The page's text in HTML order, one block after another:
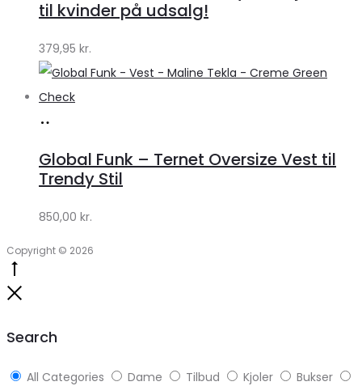
til kvinder på udsalg!
379,95 kr.
Lykke
Lykke
Global Funk – Ternet Oversize Vest til
Trendy Stil
850,00 kr.
Copyright © 2026
Search
All Categories Dame Tilbud Kjoler
Bukser